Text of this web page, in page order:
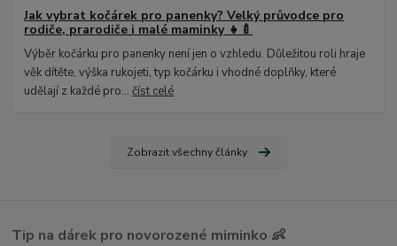
Jak vybrat kočárek pro panenky? Velký průvodce pro
rodiče, prarodiče i malé maminky 👧🍼
Výběr kočárku pro panenky není jen o vzhledu. Důležitou roli hraje
věk dítěte, výška rukojeti, typ kočárku i vhodné doplňky, které
udělají z každé pro...číst celé
Zobrazit všechny články
Tip na dárek pro novorozené miminko 👶